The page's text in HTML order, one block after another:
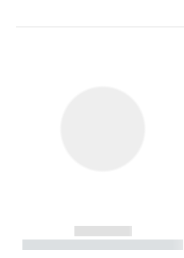
------------
----------- ----------- ----------